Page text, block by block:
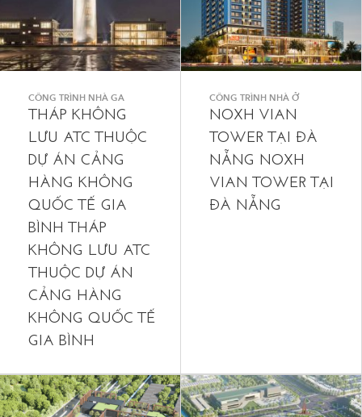
CÔNG TRÌNH NHÀ GA
THÁP KHÔNG
LƯU ATC THUỘC
DỰ ÁN CẢNG
HÀNG KHÔNG
QUỐC TẾ GIA
BÌNH THÁP
KHÔNG LƯU ATC
THUỘC DỰ ÁN
CẢNG HÀNG
KHÔNG QUỐC TẾ
GIA BÌNH
CÔNG TRÌNH NHÀ Ở
NOXH VIAN
TOWER TẠI ĐÀ
NẴNG NOXH
VIAN TOWER TẠI
ĐÀ NẴNG